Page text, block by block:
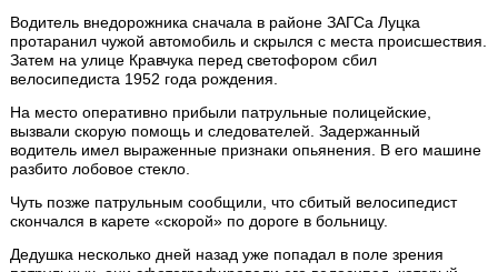
Водитель внедорожника сначала в районе ЗАГСа Луцка
протаранил чужой автомобиль и скрылся с места происшествия.
Затем на улице Кравчука перед светофором сбил
велосипедиста 1952 года рождения.
На место оперативно прибыли патрульные полицейские,
вызвали скорую помощь и следователей. Задержанный
водитель имел выраженные признаки опьянения. В его машине
разбито лобовое стекло.
Чуть позже патрульным сообщили, что сбитый велосипедист
скончался в карете «скорой» по дороге в больницу.
Дедушка несколько дней назад уже попадал в поле зрения